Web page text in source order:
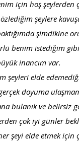
için hoş
şeylere
şimdikine
benim istediğim
inancım var.
şeyleri elde
doyuma
bulanık ve belirsiz
çok iyi günler
şeyi elde etmek için